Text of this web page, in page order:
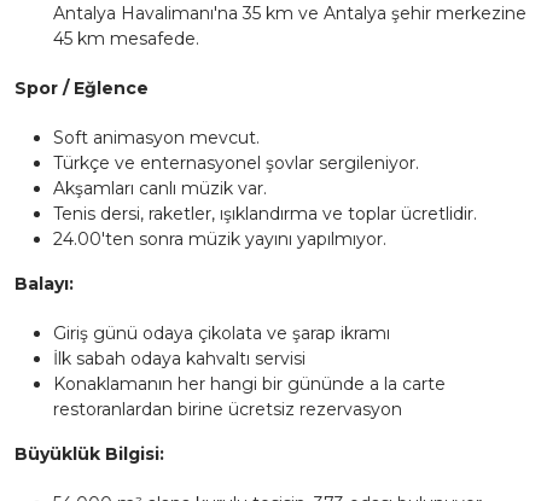
Antalya Havalimanı'na 35 km ve Antalya şehir merkezine
45 km mesafede.
Spor / Eğlence
Soft animasyon mevcut.
Türkçe ve enternasyonel şovlar sergileniyor.
Akşamları canlı müzik var.
Tenis dersi, raketler, ışıklandırma ve toplar ücretlidir.
24.00'ten sonra müzik yayını yapılmıyor.
Balayı:
Giriş günü odaya çikolata ve şarap ikramı
İlk sabah odaya kahvaltı servisi
Konaklamanın her hangi bir gününde a la carte
restoranlardan birine ücretsiz rezervasyon
Büyüklük Bilgisi: